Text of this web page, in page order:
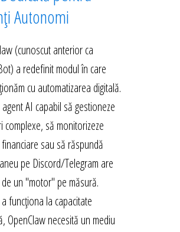
Autonomi
(cunoscut anterior ca
a redefinit modul în care
cu automatizarea digitală.
AI capabil să gestioneze
complexe, să monitorizeze
sau să răspundă
pe Discord/Telegram are
un "motor" pe măsură.
funcționa la capacitate
OpenClaw necesită un mediu